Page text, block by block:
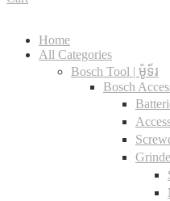
Home
All Categories
Bosch Tool | ម៉ូទ័រ
Bosch